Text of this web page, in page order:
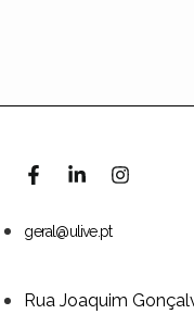
geral@ulive.pt
Rua Joaquim